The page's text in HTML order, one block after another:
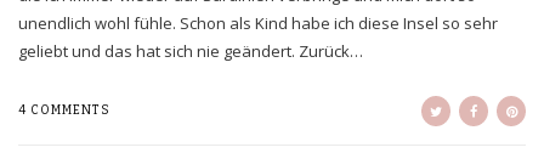
unendlich wohl fühle. Schon als Kind habe ich diese Insel so sehr
geliebt und das hat sich nie geändert. Zurück…
4 COMMENTS